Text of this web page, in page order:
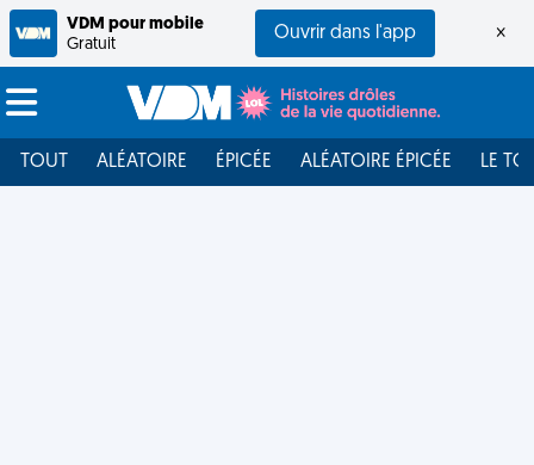
VDM pour mobile
Gratuit
Ouvrir dans l'app ×
TOUT ALÉATOIRE ÉPICÉE ALÉATOIRE ÉPICÉE LE